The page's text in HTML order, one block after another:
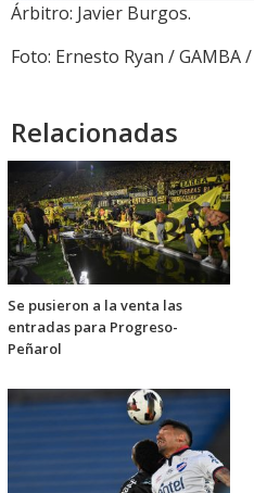
Árbitro: Javier Burgos.
Foto: Ernesto Ryan / GAMBA
Relacionadas
Se pusieron a la venta las
entradas para Progreso-
Peñarol